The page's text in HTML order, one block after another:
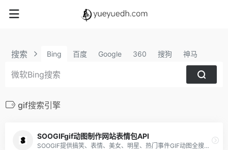
搜索 Bing 百度 Google 360 搜狗 神马
gif搜索引擎
SOOGIFgif动图制作网站表情包API
SOOGIF提供搞笑、表情、美女、明星、热门事件GIF动图全搜索，GIF工具支持视频转GIF、图片合成GIF、GIF压缩、GIF编辑、GIF裁剪、在线录屏等功能。是QQ、微信斗图神器，微信公众号、微博、新媒体编辑GIF动图素材库，好玩的GIF出处发源地。